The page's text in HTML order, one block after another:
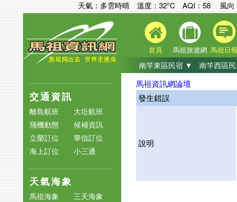
天氣：多雲時晴 溫度：32°CAQI：58 風
首頁 馬祖旅遊網 馬祖日報
南竿東區民宿 ▼ 南竿西區
交通資訊
離島航班
大坵航班
飛機動態
候補資訊
立榮訂位
華信訂位
海上訂位
小三通
天氣海象
馬祖海象
三天海象
馬祖資訊網論壇
發生錯誤
說明